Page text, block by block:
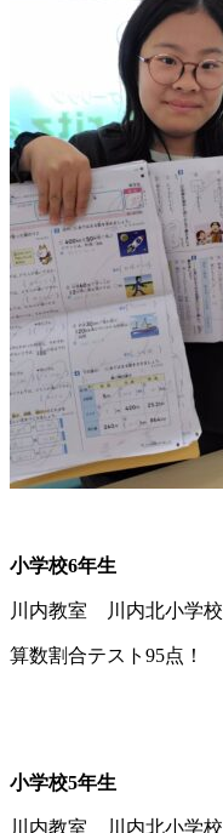
小学校6年生
川内教室 川内北小学校
算数割合テスト95点！
小学校5年生
川内教室 川内北小学校